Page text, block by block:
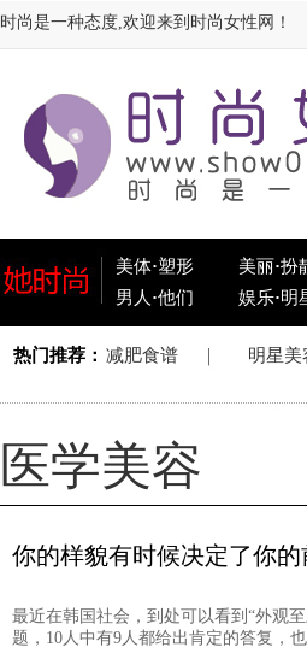
时尚是一种态度,欢迎来到时尚女性网！
美体·塑形 美丽·扮
男人 ·他们 娱乐·明
医学美容
你的样貌有时候决定了你
最近在韩国社会，到处可以看到“外观
题，10人中有9人都给出肯定的答复，